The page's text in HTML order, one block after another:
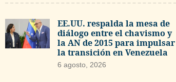
EE.UU. respalda la mesa de
diálogo entre el chavismo y
la AN de 2015 para impulsar
la transición en Venezuela
6 agosto, 2026